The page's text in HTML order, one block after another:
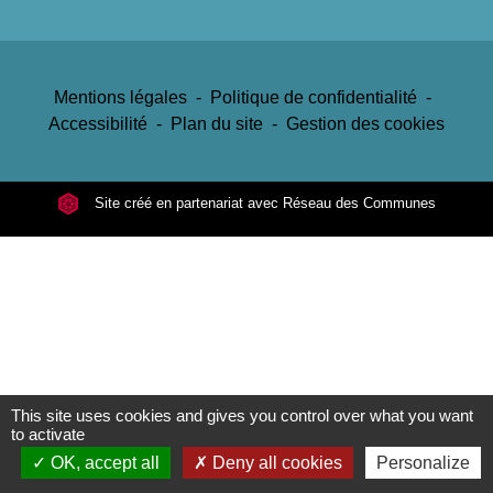
Mentions légales - Politique de confidentialité -
Accessibilité - Plan du site - Gestion des cookies
Site créé en partenariat avec Réseau des Communes
This site uses cookies and gives you control over what you want
to activate
OK, accept all
Deny all cookies Personalize